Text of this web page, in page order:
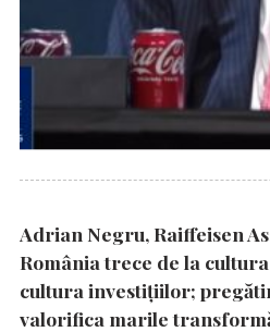
Adrian Negru, Raiffeisen
România trece de la
cultura investițiilor;
valorifica marile